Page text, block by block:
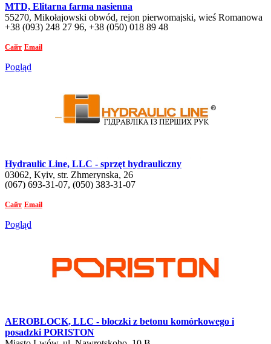
MTD, Elitarna farma nasienna
55270, Mikołajowski obwód, rejon pierwomajski, wieś Romanowa
Bałka
+38 (093) 248 27 96, +38 (050) 018 89 48
Сайт Email
Pogląd
Hydraulic Line, LLC - sprzęt hydrauliczny
03062, Kyiv, str. Zhmerynska, 26
(067) 693-31-07, (050) 383-31-07
Сайт Email
Pogląd
AEROBLOCK, LLC - bloczki z betonu komórkowego i
posadzki PORISTON